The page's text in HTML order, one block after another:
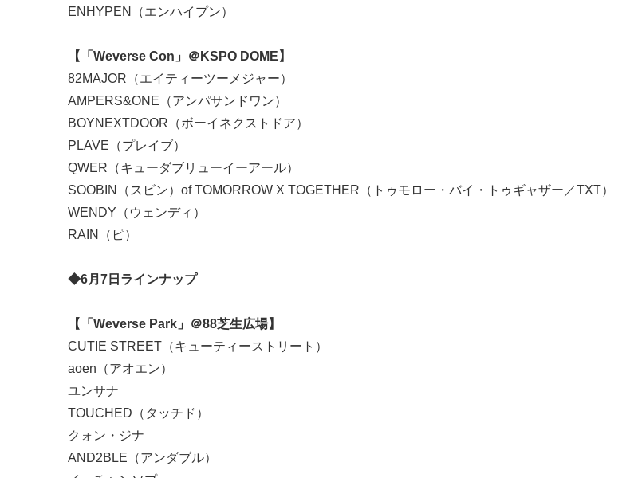
ENHYPEN（エンハイプン）
【「Weverse Con」＠KSPO DOME】
82MAJOR（エイティーツーメジャー）
AMPERS&ONE（アンパサンドワン）
BOYNEXTDOOR（ボーイネクストドア）
PLAVE（プレイブ）
QWER（キューダブリューイーアール）
SOOBIN（スビン）of TOMORROW X TOGETHER（トゥモロー・バイ・トゥギャザー／TXT）
WENDY（ウェンディ）
RAIN（ピ）
◆6月7日ラインナップ
【「Weverse Park」＠88芝生広場】
CUTIE STREET（キューティーストリート）
aoen（アオエン）
ユンサナ
TOUCHED（タッチド）
クォン・ジナ
AND2BLE（アンダブル）